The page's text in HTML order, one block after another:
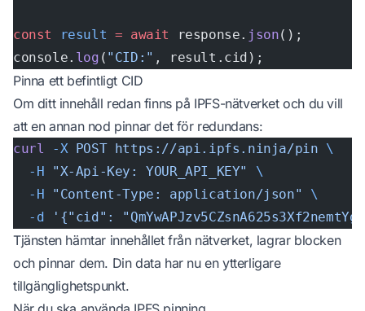
const result = await response. json();
console. log ( "CID:" , result.cid);
Pinna ett befintligt CID
Om ditt innehåll redan finns på IPFS-nätverket och du vill
att en annan nod pinnar det för redundans:
curl -X POST https://api.ipfs.ninja/pin \
  -H
"X-Api-Key: YOUR_API_KEY"
\
  -H
"Content-Type: application/json"
\
  -d
'{"cid":
Tjänsten hämtar innehållet från nätverket, lagrar blocken
och pinnar dem. Din data har nu en ytterligare
tillgänglighetspunkt.